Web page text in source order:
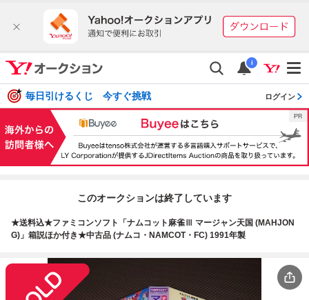
i
毎日引けるくじ 今すぐ挑戦 ログイン
このオークションは終了しています
★送料込★ファミコンソフト「ナムコット麻雀Ⅲ マージャン天国 (MAHJON
G)」箱説ほか付き★中古品 (ナムコ・NAMCOT・FC) 1991年製